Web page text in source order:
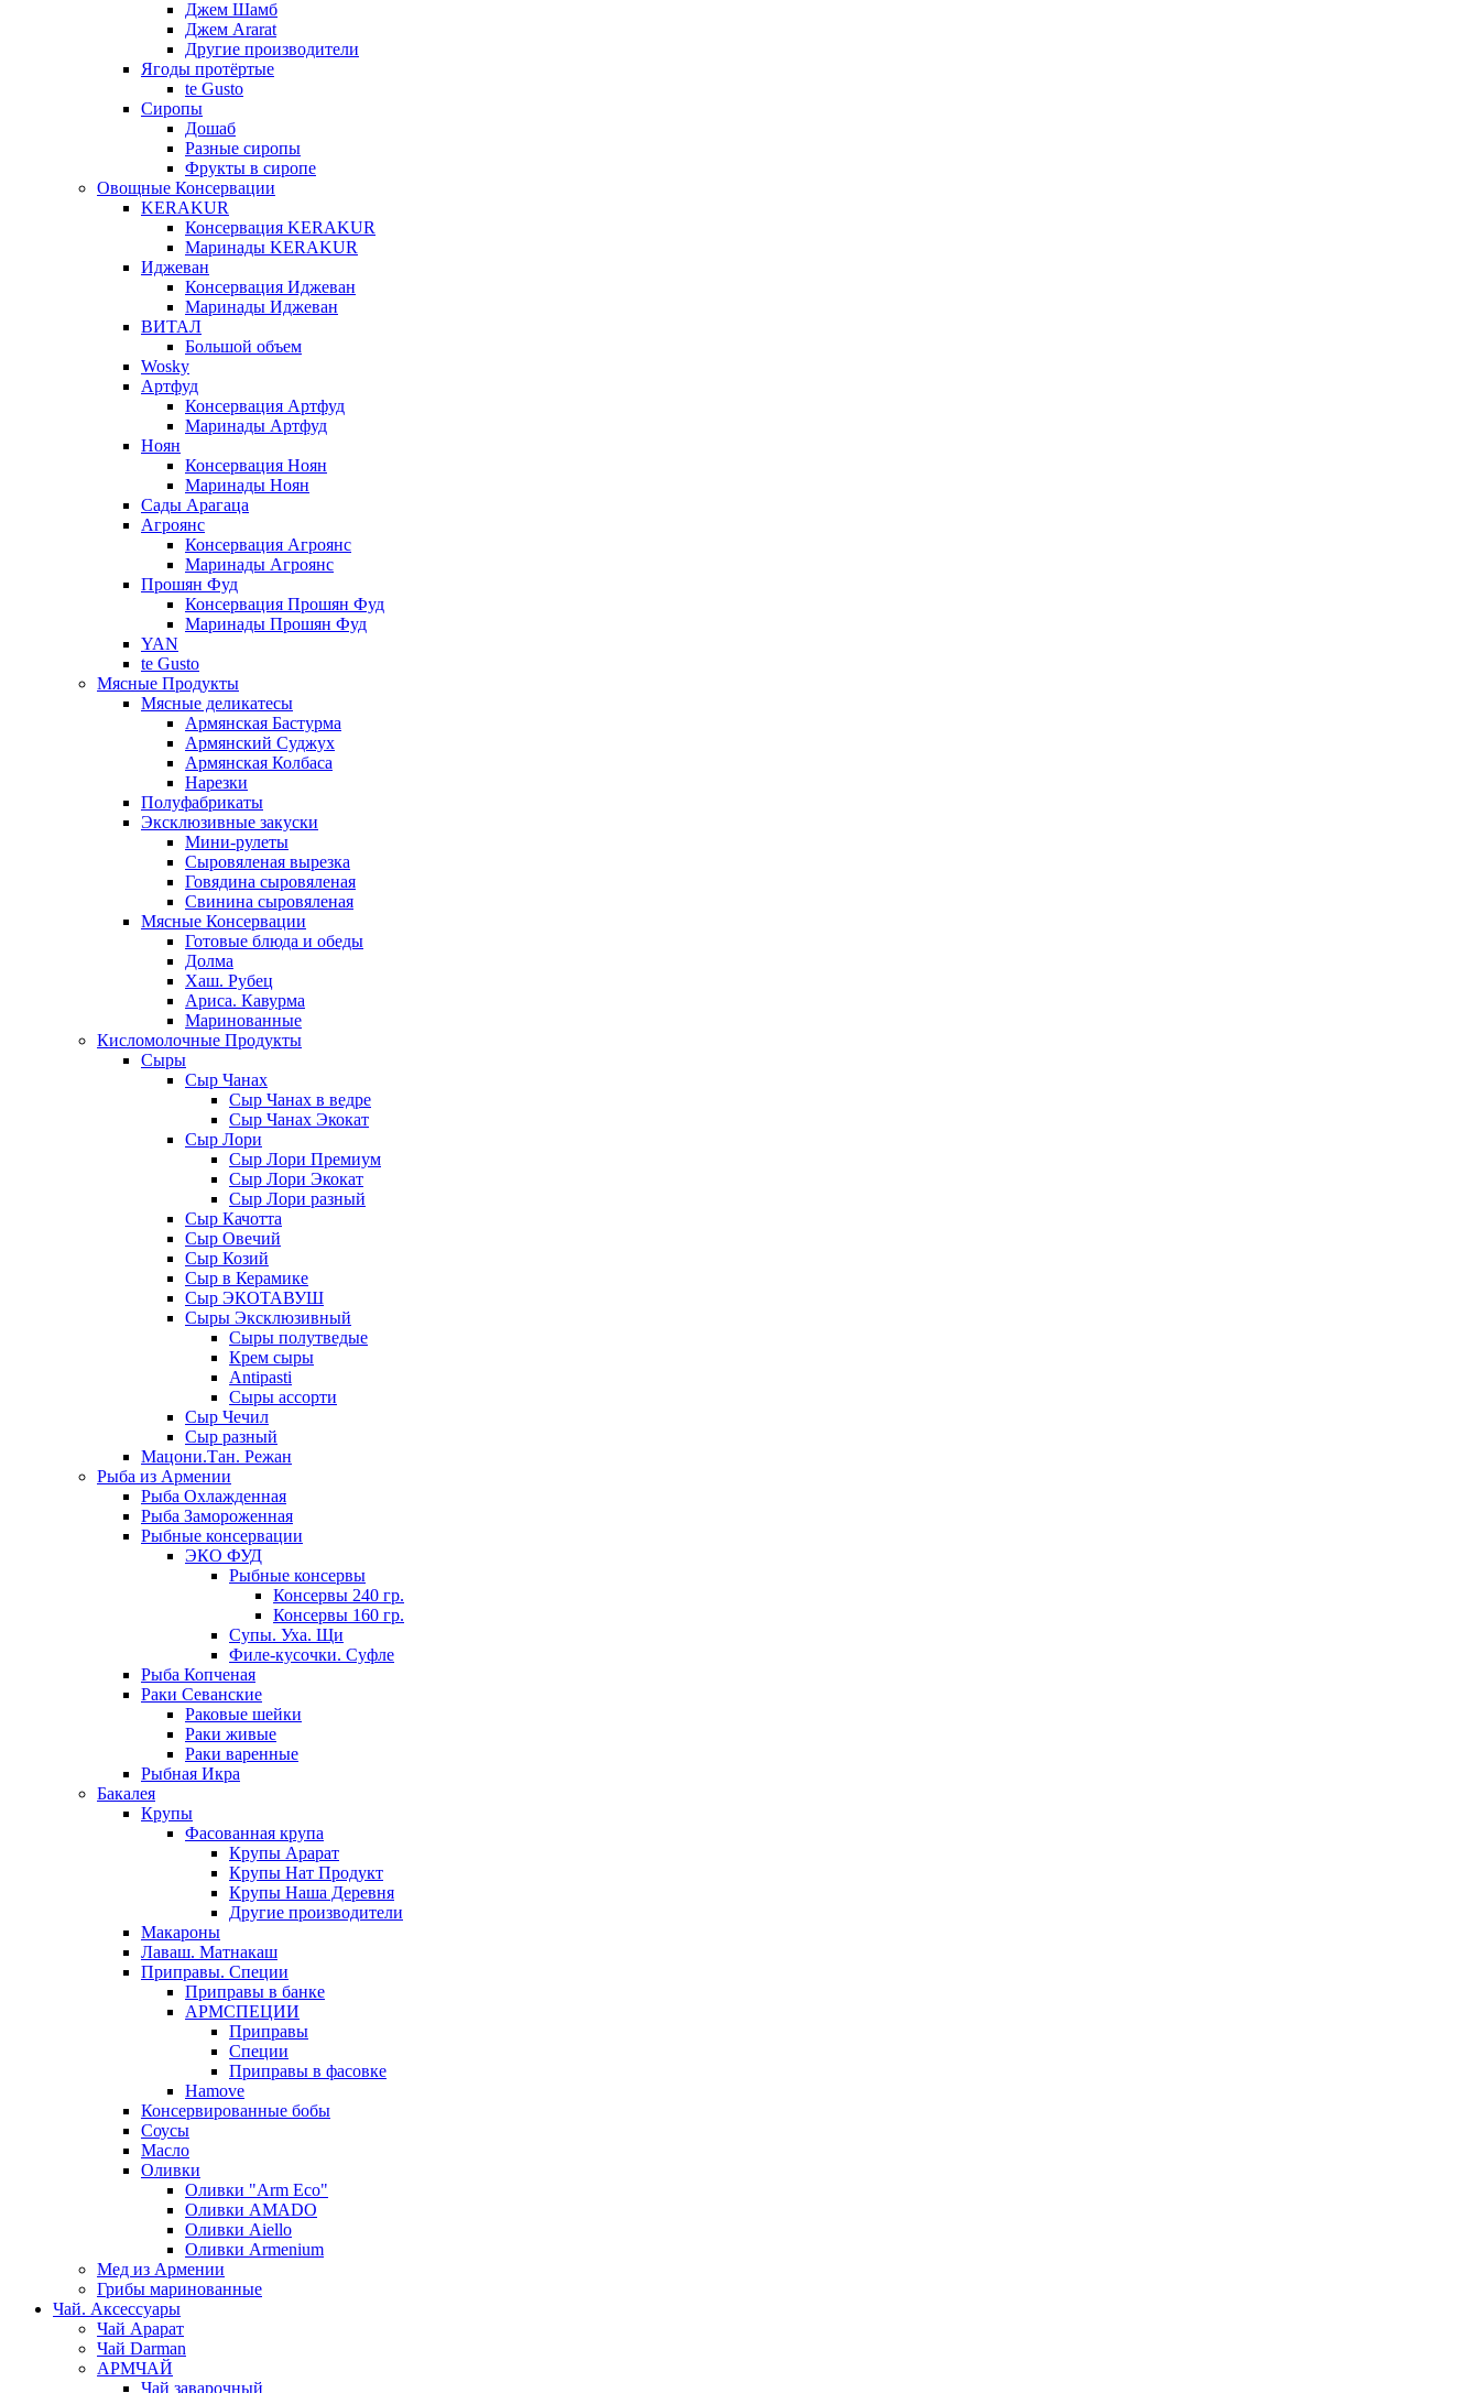
Джем Шамб
Джем Ararat
Другие производители
Ягоды протёртые
te Gusto
Сиропы
Дошаб
Разные сиропы
Фрукты в сиропе
Овощные Консервации
KERAKUR
Консервация KERAKUR
Маринады KERAKUR
Иджеван
Консервация Иджеван
Маринады Иджеван
ВИТАЛ
Большой объем
Wosky
Артфуд
Консервация Артфуд
Маринады Артфуд
Ноян
Консервация Ноян
Маринады Ноян
Сады Арагаца
Агроянс
Консервация Агроянс
Маринады Агроянс
Прошян Фуд
Консервация Прошян Фуд
Маринады Прошян Фуд
YAN
te Gusto
Мясные Продукты
Мясные деликатесы
Армянская Бастурма
Армянский Суджух
Армянская Колбаса
Нарезки
Полуфабрикаты
Эксклюзивные закуски
Мини-рулеты
Сыровяленая вырезка
Говядина сыровяленая
Свинина сыровяленая
Мясные Консервации
Готовые блюда и обеды
Долма
Хаш. Рубец
Ариса. Кавурма
Маринованные
Кисломолочные Продукты
Сыры
Сыр Чанах
Сыр Чанах в ведре
Сыр Чанах Экокат
Сыр Лори
Сыр Лори Премиум
Сыр Лори Экокат
Сыр Лори разный
Сыр Качотта
Сыр Овечий
Сыр Козий
Сыр в Керамике
Сыр ЭКОТАВУШ
Сыры Эксклюзивный
Сыры полутведые
Крем сыры
Antipasti
Сыры ассорти
Сыр Чечил
Сыр разный
Мацони.Тан. Режан
Рыба из Армении
Рыба Охлажденная
Рыба Замороженная
Рыбные консервации
ЭКО ФУД
Рыбные консервы
Консервы 240 гр.
Консервы 160 гр.
Супы. Уха. Щи
Филе-кусочки. Суфле
Рыба Копченая
Раки Севанские
Раковые шейки
Раки живые
Раки варенные
Рыбная Икра
Бакалея
Крупы
Фасованная крупа
Крупы Арарат
Крупы Нат Продукт
Крупы Наша Деревня
Другие производители
Макароны
Лаваш. Матнакаш
Приправы. Специи
Приправы в банке
АРМСПЕЦИИ
Приправы
Специи
Приправы в фасовке
Hamove
Консервированные бобы
Соусы
Масло
Оливки
Оливки "Arm Eco"
Оливки AMADO
Оливки Aiello
Оливки Armenium
Мед из Армении
Грибы маринованные
Чай. Аксессуары
Чай Арарат
Чай Darman
АРМЧАЙ
Чай заварочный